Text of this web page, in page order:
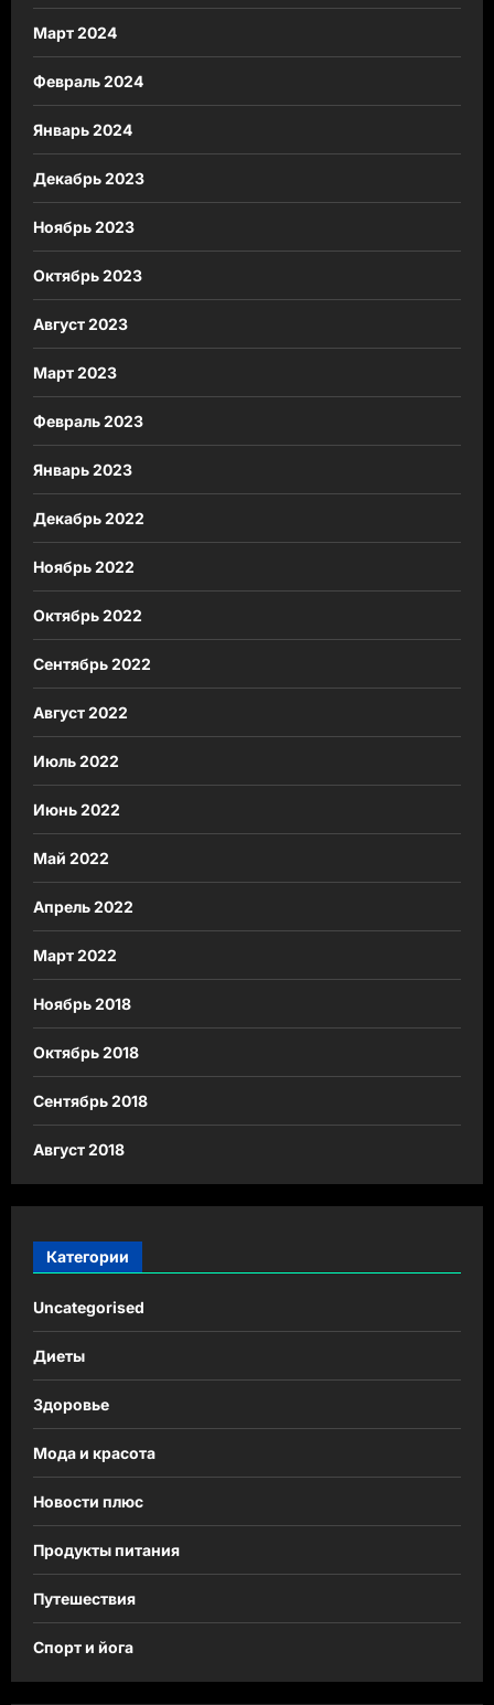
Март 2024
Февраль 2024
Январь 2024
Декабрь 2023
Ноябрь 2023
Октябрь 2023
Август 2023
Март 2023
Февраль 2023
Январь 2023
Декабрь 2022
Ноябрь 2022
Октябрь 2022
Сентябрь 2022
Август 2022
Июль 2022
Июнь 2022
Май 2022
Апрель 2022
Март 2022
Ноябрь 2018
Октябрь 2018
Сентябрь 2018
Август 2018
Категории
Uncategorised
Диеты
Здоровье
Мода и красота
Новости плюс
Продукты питания
Путешествия
Спорт и йога